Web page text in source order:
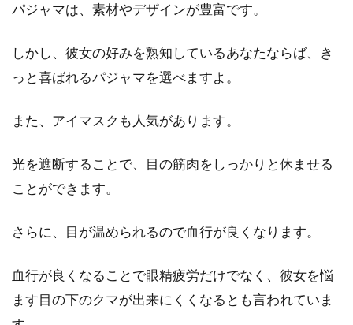
使わない寝具はどうしてる？見せる
収納方法の大事なポイント
季節の変わり目などでお布団を交換する際、使
最近では...
ベッドがセミダブルでもふたりで快
眠！おすすめのマットレス
寝ている間は、オキシトシンという幸せホルモ
パジャマは、素材やデザインが豊富です。
しかし、彼女の好みを熟知しているあなたならば、き
っと喜ばれるパジャマを選べますよ。
また、アイマスクも人気があります。
光を遮断することで、目の筋肉をしっかりと休ませる
ことができます。
さらに、目が温められるので血行が良くなります。
血行が良くなることで眼精疲労だけでなく、彼女を悩
ます目の下のクマが出来にくくなるとも言われていま